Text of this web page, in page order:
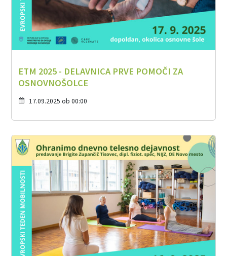
ETM 2025 - DELAVNICA PRVE POMOČI ZA
OSNOVNOŠOLCE
17.09.2025 ob 00:00